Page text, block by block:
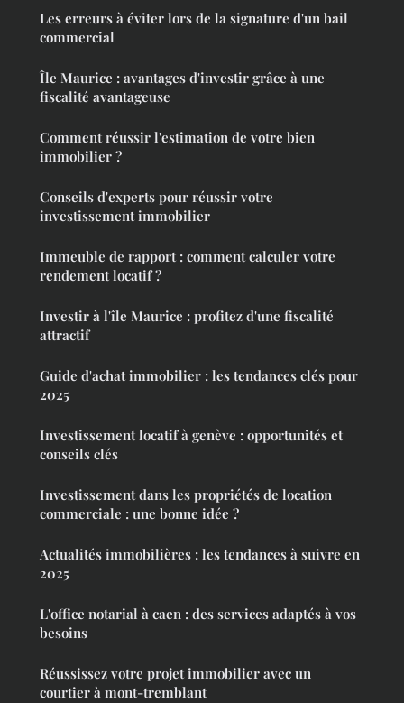
Les erreurs à éviter lors de la signature d'un bail
commercial
Île Maurice : avantages d'investir grâce à une
fiscalité avantageuse
Comment réussir l'estimation de votre bien
immobilier ?
Conseils d'experts pour réussir votre
investissement immobilier
Immeuble de rapport : comment calculer votre
rendement locatif ?
Investir à l'île Maurice : profitez d'une fiscalité
attractif
Guide d'achat immobilier : les tendances clés pour
2025
Investissement locatif à genève : opportunités et
conseils clés
Investissement dans les propriétés de location
commerciale : une bonne idée ?
Actualités immobilières : les tendances à suivre en
2025
L'office notarial à caen : des services adaptés à vos
besoins
Réussissez votre projet immobilier avec un
courtier à mont-tremblant